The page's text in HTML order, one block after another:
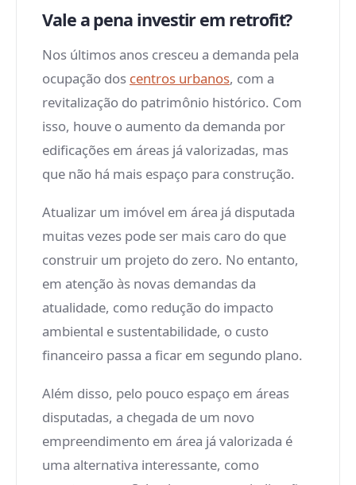
Vale a pena investir em retrofit?
Nos últimos anos cresceu a demanda pela
ocupação dos centros urbanos, com a
revitalização do patrimônio histórico. Com
isso, houve o aumento da demanda por
edificações em áreas já valorizadas, mas
que não há mais espaço para construção.
Atualizar um imóvel em área já disputada
muitas vezes pode ser mais caro do que
construir um projeto do zero. No entanto,
em atenção às novas demandas da
atualidade, como redução do impacto
ambiental e sustentabilidade, o custo
financeiro passa a ficar em segundo plano.
Além disso, pelo pouco espaço em áreas
disputadas, a chegada de um novo
empreendimento em área já valorizada é
uma alternativa interessante, como